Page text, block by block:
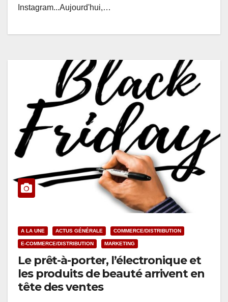
Instagram...Aujourd'hui,…
A LA UNE ACTUS GÉNÉRALE COMMERCE/DISTRIBUTION
E-COMMERCE/DISTRIBUTION MARKETING
Le prêt-à-porter, l’électronique et
les produits de beauté arrivent en
tête des ventes